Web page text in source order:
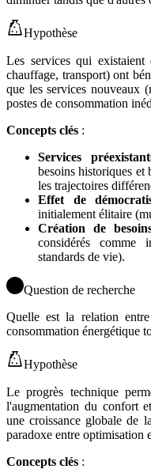
Hypothèse
Les services qui existaient
chauffage, transport) ont
que les services nouveaux
postes de consommation
Concepts clés :
Services
besoins historiques et
les trajectoires
Effet de
initialement élitaire
Création de
considérés comme
standards de vie).
Question de recherche
Quelle est la relation
consommation énergétique
Hypothèse
Le progrès technique
l'augmentation du confort
une croissance globale de
paradoxe entre optimisation
Concepts clés :